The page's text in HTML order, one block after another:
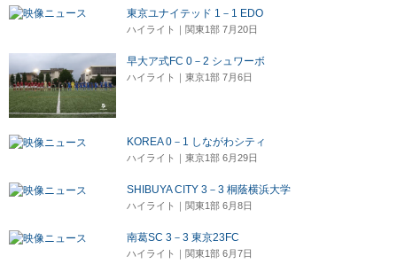
東京ユナイテッド 1－1 EDO
ハイライト｜関東1部 7月20日
早大ア式FC 0－2 シュワーボ
ハイライト｜東京1部 7月6日
KOREA 0－1 しながわシティ
ハイライト｜東京1部 6月29日
SHIBUYA CITY 3－3 桐蔭横浜大学
ハイライト｜関東1部 6月8日
南葛SC 3－3 東京23FC
ハイライト｜関東1部 6月7日